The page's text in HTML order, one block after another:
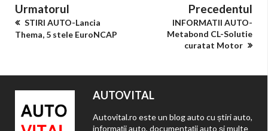
Urmatorul
STIRI AUTO-Lancia
Thema, 5 stele EuroNCAP
Precedentul
INFORMATII AUTO-
Metabond CL-Solutie
curatat Motor
AUTOVITAL
Autovital.ro este un blog auto cu știri auto,
informații auto, documentații auto și multe